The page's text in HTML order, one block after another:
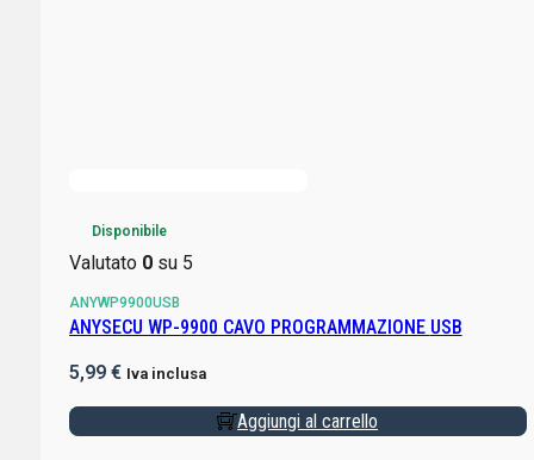
Disponibile
Valutato 0su 5
ANYWP9900USB
ANYSECU WP-9900 CAVO PROGRAMMAZIONE USB
5,99 € Iva inclusa
Aggiungi al carrello